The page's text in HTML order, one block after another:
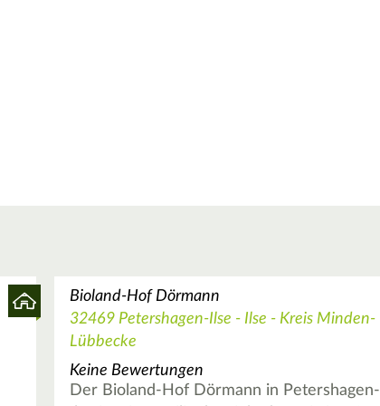
Bioland-Hof Dörmann
32469 Petershagen-Ilse - Ilse - Kreis Minden-
Lübbecke
Keine Bewertungen
Der Bioland-Hof Dörmann in Petershagen-